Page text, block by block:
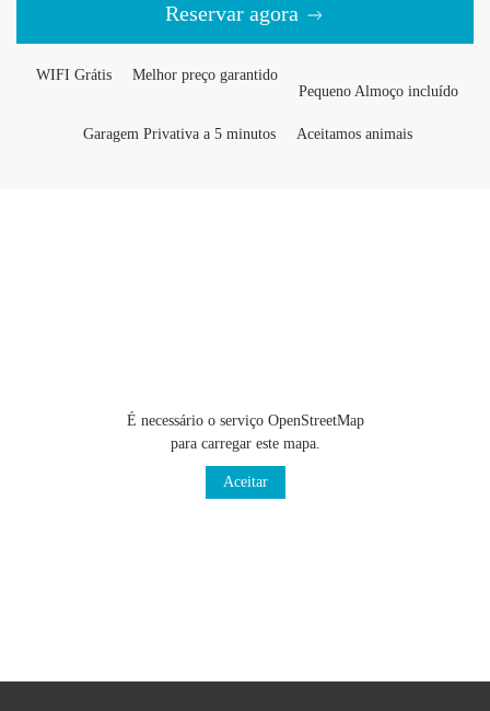
Reservar agora
WIFI Grátis
Melhor preço garantido
Pequeno Almoço incluído
Garagem Privativa a 5 minutos Aceitamos animais
É necessário o serviço OpenStreetMap
para carregar este mapa.
Aceitar